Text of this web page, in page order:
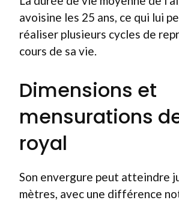
avoisine les 25 ans, ce qui lui
réaliser plusieurs cycles de
cours de sa vie.
Dimensions et
mensurations
royal
Son envergure peut atteindre
mètres, avec une différence